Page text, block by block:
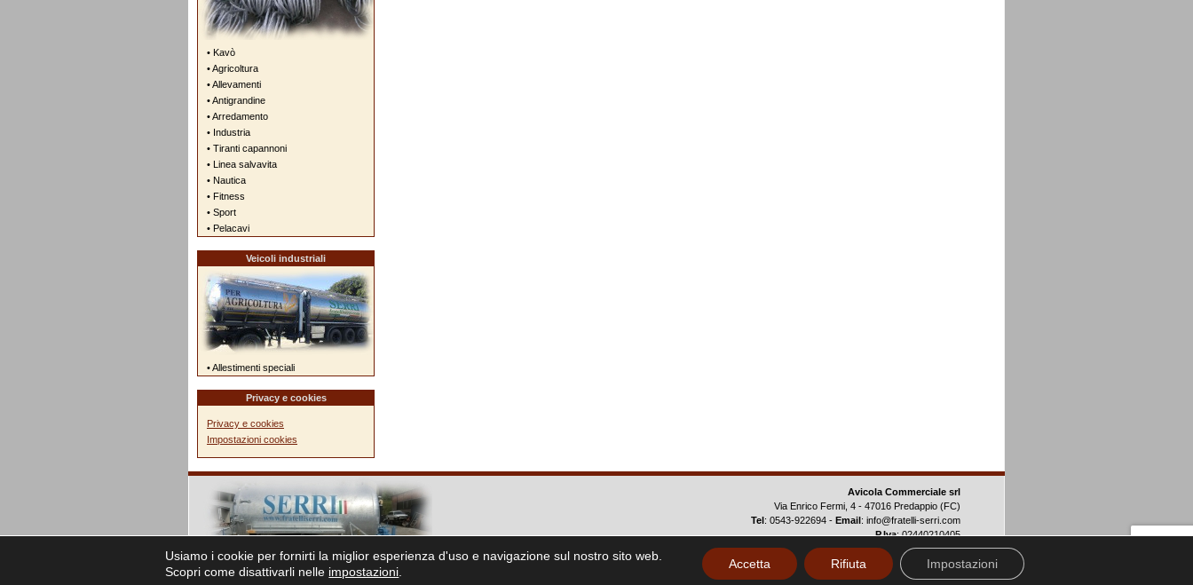
• Kavò
• Agricoltura
• Allevamenti
• Antigrandine
• Arredamento
• Industria
• Tiranti capannoni
• Linea salvavita
• Nautica
• Fitness
• Sport
• Pelacavi
Veicoli industriali
• Allestimenti speciali
Privacy e cookies
Privacy e cookies
Impostazioni cookies
Avicola Commerciale srl
Via Enrico Fermi, 4 - 47016 Predappio (FC)
Tel: 0543-922694 - Email: info@fratelli-serri.com
P.Iva: 02440210405
Powered bysitiegrafica.com ideasiti.com
Usiamo i cookie per fornirti la miglior esperienza d'uso e navigazione sul nostro sito web.
Scopri come disattivarli nelle impostazioni
Accetta Rifiuta Impostazioni